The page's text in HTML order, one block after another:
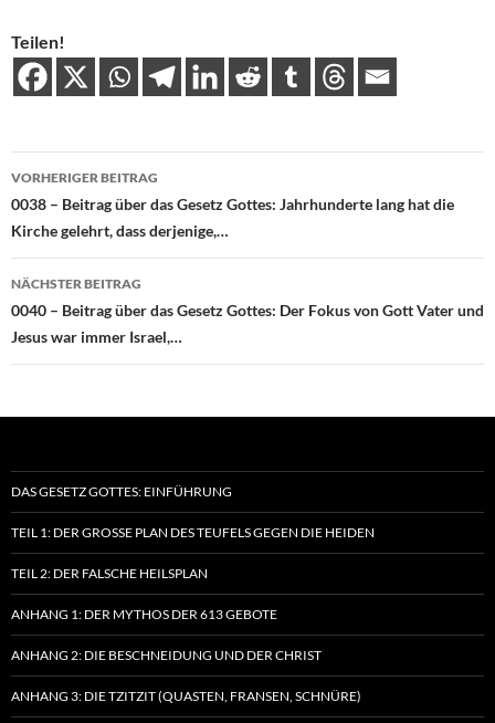
Teilen!
Beitragsnavigation
VORHERIGER BEITRAG
0038 – Beitrag über das Gesetz Gottes: Jahrhunderte lang hat die
Kirche gelehrt, dass derjenige,…
NÄCHSTER BEITRAG
0040 – Beitrag über das Gesetz Gottes: Der Fokus von Gott Vater und
Jesus war immer Israel,…
DAS GESETZ GOTTES: EINFÜHRUNG
TEIL 1: DER GROSSE PLAN DES TEUFELS GEGEN DIE HEIDEN
TEIL 2: DER FALSCHE HEILSPLAN
ANHANG 1: DER MYTHOS DER 613 GEBOTE
ANHANG 2: DIE BESCHNEIDUNG UND DER CHRIST
ANHANG 3: DIE TZITZIT (QUASTEN, FRANSEN, SCHNÜRE)